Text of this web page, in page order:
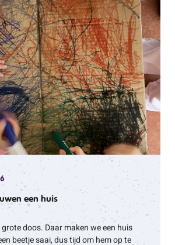
een huis
grote doos. Daar maken we een huis
beetje saai, dus tijd om hem op te